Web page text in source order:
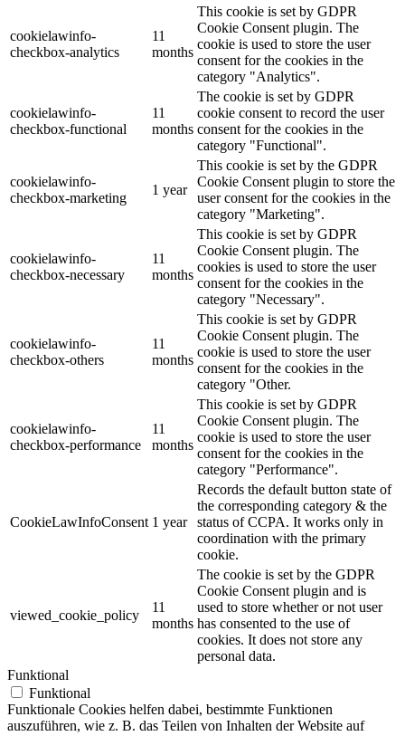
cookielawinfo-
checkbox-analytics
11
months
This cookie is set by GDPR
Cookie Consent plugin. The
cookie is used to store the user
consent for the cookies in the
category "Analytics".
cookielawinfo-
checkbox-functional
11
months
The cookie is set by GDPR
cookie consent to record the user
consent for the cookies in the
category "Functional".
cookielawinfo-
checkbox-marketing
1 year
This cookie is set by the GDPR
Cookie Consent plugin to store the
user consent for the cookies in the
category "Marketing".
cookielawinfo-
checkbox-necessary
11
months
This cookie is set by GDPR
Cookie Consent plugin. The
cookies is used to store the user
consent for the cookies in the
category "Necessary".
cookielawinfo-
checkbox-others
11
months
This cookie is set by GDPR
Cookie Consent plugin. The
cookie is used to store the user
consent for the cookies in the
category "Other.
cookielawinfo-
checkbox-performance
11
months
This cookie is set by GDPR
Cookie Consent plugin. The
cookie is used to store the user
consent for the cookies in the
category "Performance".
CookieLawInfoConsent 1 year
Records the default button state of
the corresponding category & the
status of CCPA. It works only in
coordination with the primary
cookie.
viewed_cookie_policy
11
months
The cookie is set by the GDPR
Cookie Consent plugin and is
used to store whether or not user
has consented to the use of
cookies. It does not store any
personal data.
Funktional
Funktional
Funktionale Cookies helfen dabei, bestimmte Funktionen
auszuführen, wie z. B. das Teilen von Inhalten der Website auf